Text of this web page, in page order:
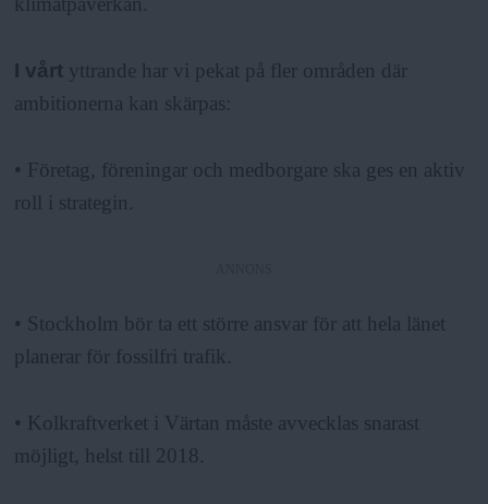
I vårt yttrande har vi pekat på fler områden där
ambitionerna kan skärpas:
• Företag, föreningar och medborgare ska ges en aktiv
roll i strategin.
• Stockholm bör ta ett större ansvar för att hela länet
planerar för fossilfri trafik.
• Kolkraftverket i Värtan måste avvecklas snarast
möjligt, helst till 2018.